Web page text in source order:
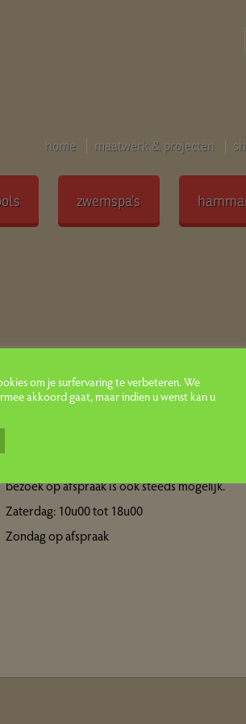
home maatwerk & projecten
zwemspa’s
bezoek op afspraak is ook steeds mogelijk.
Zaterdag: 10u00 tot 18u00
Zondag op afspraak
om je surfervaring te verbeteren. We
akkoord gaat, maar indien u wenst kan u